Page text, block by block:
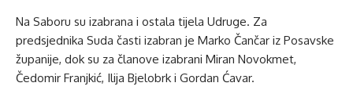
Na Saboru su izabrana i ostala tijela Udruge. Za
predsjednika Suda časti izabran je Marko Čančar iz Posavske
županije, dok su za članove izabrani Miran Novokmet,
Čedomir Franjkić, Ilija Bjelobrk i Gordan Ćavar.